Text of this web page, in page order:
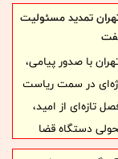
نیز با افت
مواجه شد. در
و تغییر
تنها در خسارت‌های
تمدید مسئولیت
با صدور پیامی،
در سمت ریاست
تازه‌ای از امید،
دستگاه قضا